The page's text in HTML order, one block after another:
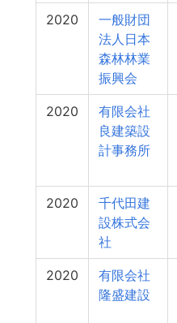
2020
一般財団
法人日本
森林林業
振興会
2020
有限会社
良建築設
計事務所
2020
千代田建
設株式会
社
2020
有限会社
隆盛建設